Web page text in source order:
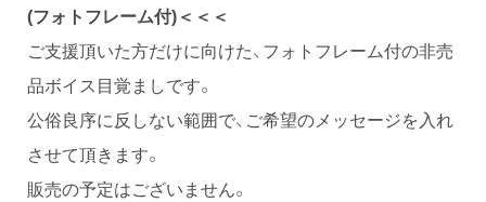
(フォトフレーム付)＜＜＜
ご支援頂いた方だけに向けた、フォトフレーム付の非売
品ボイス目覚ましです。
公俗良序に反しない範囲で、ご希望のメッセージを入れ
させて頂きます。
販売の予定はございません。